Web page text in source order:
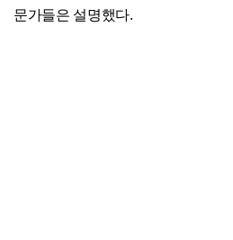
문가들은 설명했다.